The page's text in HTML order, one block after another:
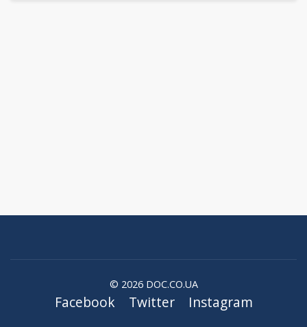
© 2026 DOC.CO.UA
Facebook Twitter Instagram